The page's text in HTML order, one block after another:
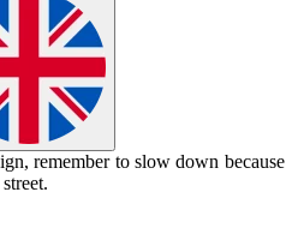
, remember to slow down because